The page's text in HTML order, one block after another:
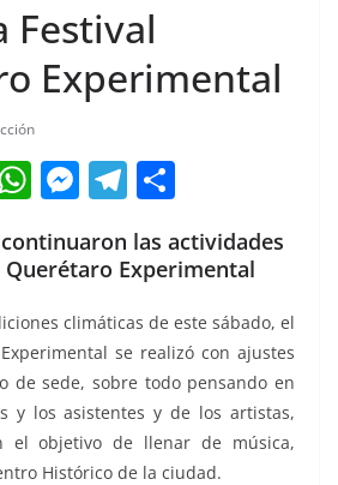
Festival
Experimental
W
at
s
A
p
p
M
ss
e
n
g
er
T
e
gr
a
m
m
p
ar
tir
las actividades
Querétaro Experimental
climáticas de este sábado, el
se realizó con ajustes
de sede, sobre todo pensando en
y los asistentes y de los artistas,
el objetivo de llenar de música,
Histórico de la ciudad.